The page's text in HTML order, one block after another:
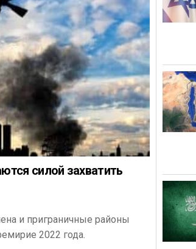
силой захватить
и приграничные районы
2022 года.